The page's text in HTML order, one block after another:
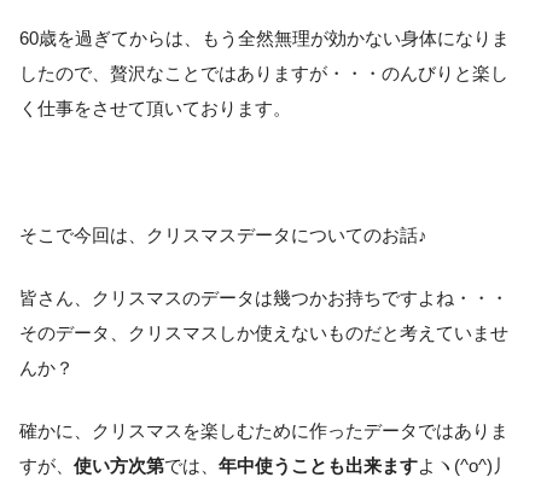
60歳を過ぎてからは、もう全然無理が効かない身体になりま
したので、贅沢なことではありますが・・・のんびりと楽し
く仕事をさせて頂いております。
そこで今回は、クリスマスデータについてのお話♪
皆さん、クリスマスのデータは幾つかお持ちですよね・・・
そのデータ、クリスマスしか使えないものだと考えていませ
んか？
確かに、クリスマスを楽しむために作ったデータではありま
すが、 使い方次第では、 年中使うことも出来ますよヽ(^o^)丿